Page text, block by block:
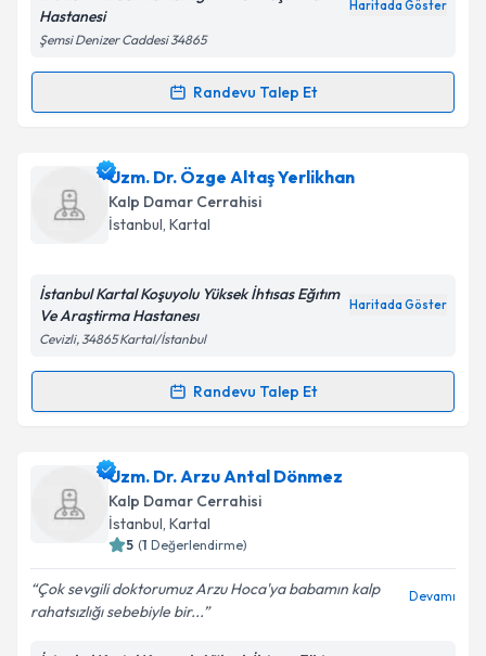
Kişisel verilerimin işlenmesine ilişkin
Metni'ni okudum ve kişisel verilerimin belirtilen
kapsamda işlenmesini kabul ediyorum.
Hastanesi
Haritada Göster
Şemsi Denizer Caddesi 34865
Randevu Talep Et
Randevu Takvimi Talebi
Op. Dr. Mehmet Aksütiçin randevu takvimi talebi
oluşturun. Size bu uzmandan randevu almanız için bir
takvim hazırlandığında e-posta ile bilgilendireceğiz.
Kişisel verilerimin işlenmesine ilişkinAydınlatma
'ni okudum ve kişisel verilerimin belirtilen
kapsamda işlenmesini kabul ediyorum.
Takvim Talebini Gönder
Uzm. Dr. Özge Altaş Yerlikhan
Kalp Damar Cerrahisi
İstanbul, Kartal
İstanbul Kartal Koşuyolu Yüksek İhtısas Eğıtım
Ve Araştirma Hastanesı
Haritada Göster
Cevizli, 34865 Kartal/İstanbul
Randevu Talep Et
Randevu Takvimi Talebi
Uzm. Dr. Özge Altaş Yerlikhaniçin randevu takvimi
talebi oluşturun. Size bu uzmandan randevu almanız
için bir takvim hazırlandığında e-posta ile
bilgilendireceğiz.
E-posta Adresiniz
Uzm. Dr. Arzu Antal Dönmez
Kalp Damar Cerrahisi
İstanbul, Kartal
5 (1 Değerlendirme)
Çok sevgili doktorumuz Arzu Hoca'ya babamın kalp
rahatsızlığı sebebiyle bir...
Devamı